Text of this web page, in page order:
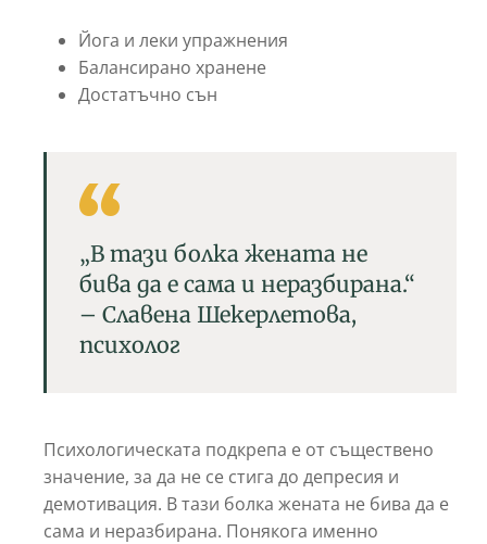
Йога и леки упражнения
Балансирано хранене
Достатъчно сън
„В тази болка жената не
бива да е сама и неразбирана.“
– Славена Шекерлетова,
психолог
Психологическата подкрепа е от съществено
значение, за да не се стига до депресия и
демотивация. В тази болка жената не бива да е
сама и неразбирана. Понякога именно